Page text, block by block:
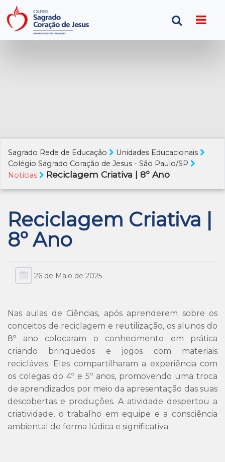
Sagrado Rede de Educação
Unidades Educacionais
Colégio Sagrado Coração de Jesus - São Paulo/SP
Notícias
Reciclagem Criativa | 8º Ano
Reciclagem Criativa |
8º Ano
26 de Maio de 2025
Nas aulas de Ciências, após aprenderem sobre os
conceitos de reciclagem e reutilização, os alunos do
8º ano colocaram o conhecimento em prática
criando brinquedos e jogos com materiais
recicláveis. Eles compartilharam a experiência com
os colegas do 4º e 5º anos, promovendo uma troca
de aprendizados por meio da apresentação das suas
descobertas e produções. A atividade despertou a
criatividade, o trabalho em equipe e a consciência
ambiental de forma lúdica e significativa.